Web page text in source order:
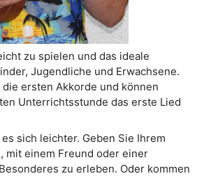
zu spielen und das ideale
Jugendliche und Erwachsene.
ersten Akkorde und können
Unterrichtsstunde das erste Lied
sich leichter. Geben Sie Ihrem
mit einem Freund oder einer
zu erleben. Oder kommen